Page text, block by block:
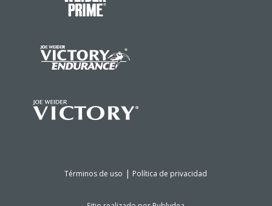
Términos de uso | Política de privacidad